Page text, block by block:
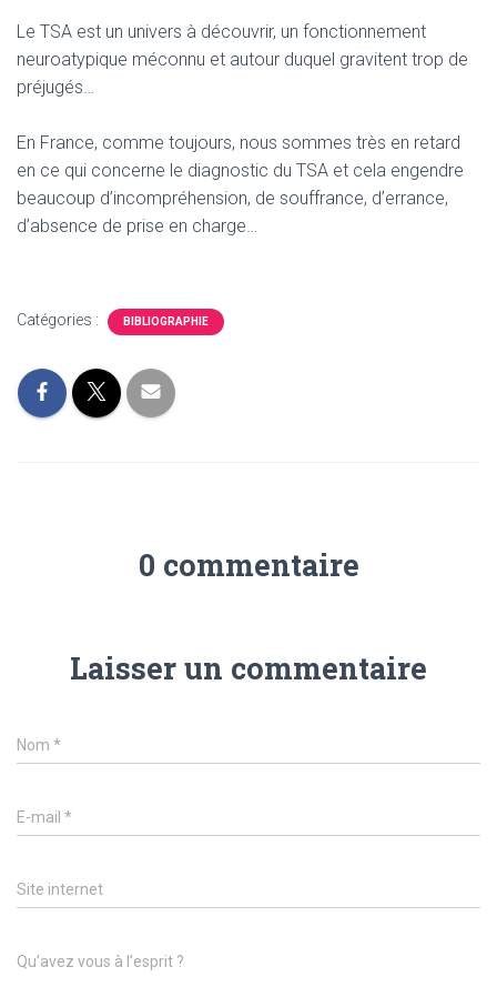
Le TSA est un univers à découvrir, un fonctionnement
neuroatypique méconnu et autour duquel gravitent trop de
préjugés…
En France, comme toujours, nous sommes très en retard
en ce qui concerne le diagnostic du TSA et cela engendre
beaucoup d’incompréhension, de souffrance, d’errance,
d’absence de prise en charge…
Catégories : BIBLIOGRAPHIE
0 commentaire
Laisser un commentaire
Nom *
E-mail *
Site internet
Qu’avez vous à l’esprit ?